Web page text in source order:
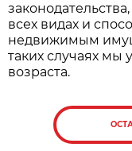
всех видах и
недвижимым
таких случаях
возраста.